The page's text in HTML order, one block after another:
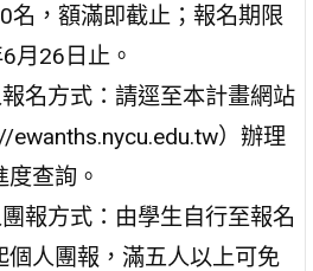
名，額滿即截止；報名期限
月26日止。
名方式：請逕至本計畫網站
ewanths.nycu.edu.tw）辦理
查詢。
報方式：由學生自行至報名
個人團報，滿五人以上可免